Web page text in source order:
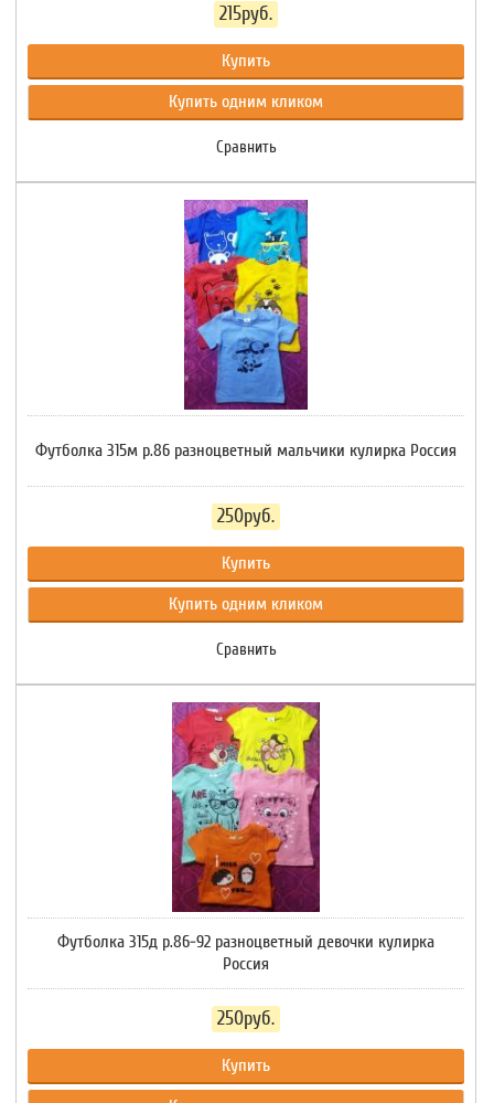
215руб.
Купить
Купить одним кликом
Сравнить
Футболка 315м р.86 разноцветный мальчики кулирка Россия
250руб.
Купить
Купить одним кликом
Сравнить
Футболка 315д р.86-92 разноцветный девочки кулирка
Россия
250руб.
Купить